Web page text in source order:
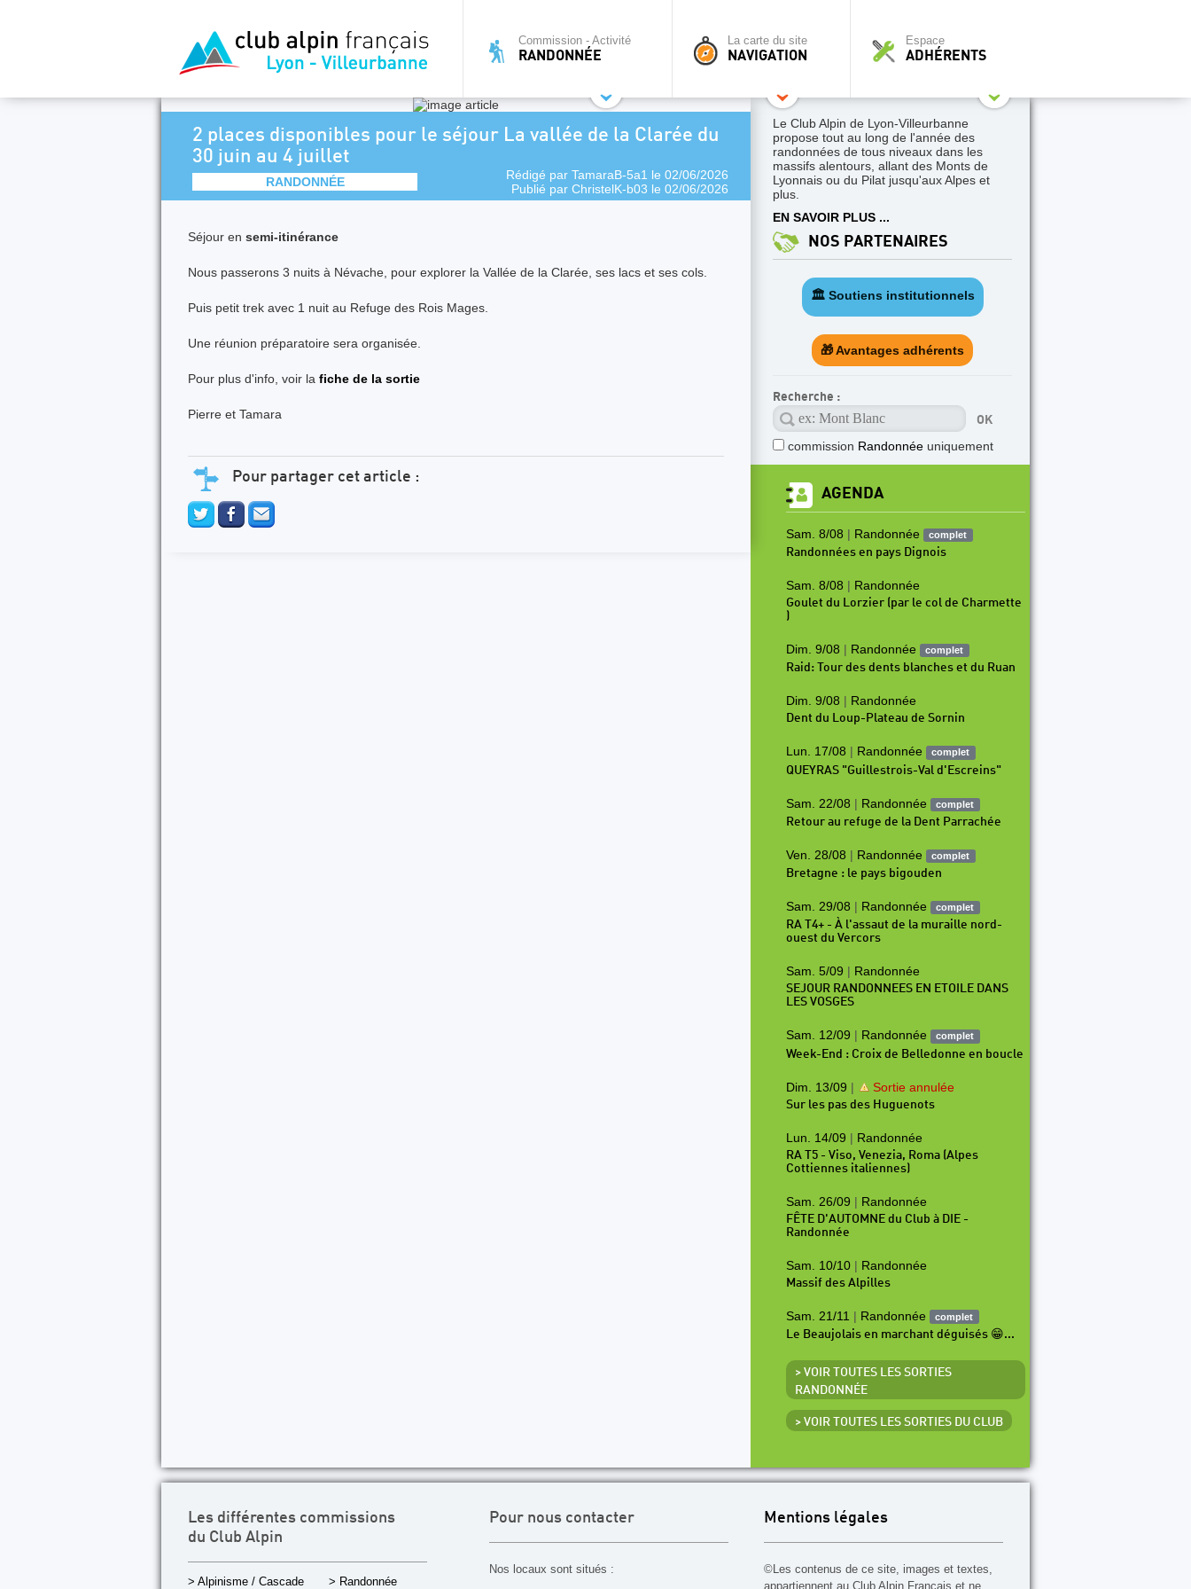
Commission - Activité
RANDONNÉE
La carte du site
NAVIGATION
Espace
ADHÉRENTS
2 places disponibles pour le séjour La vallée de la Clarée du
30 juin au 4 juillet
RANDONNÉE Rédigé par TamaraB-5a1 le 02/06/2026
Publié par ChristelK-b03 le 02/06/2026
Séjour en semi-itinérance
Nous passerons 3 nuits à Névache, pour explorer la Vallée de la Clarée, ses lacs et ses cols.
Puis petit trek avec 1 nuit au Refuge des Rois Mages.
Une réunion préparatoire sera organisée.
Pour plus d'info, voir la fiche de la sortie
Pierre et Tamara
Pour partager cet article :
Le Club Alpin de Lyon-Villeurbanne
propose tout au long de l'année des
randonnées de tous niveaux dans les
massifs alentours, allant des Monts de
Lyonnais ou du Pilat jusqu'aux Alpes et
plus.
EN SAVOIR PLUS ...
NOS PARTENAIRES
🏛️ Soutiens institutionnels
🎁 Avantages adhérents
Recherche :
commission Randonnée uniquement
AGENDA
Sam. 8/08 | Randonnée complet
Randonnées en pays Dignois
Sam. 8/08 | Randonnée
Goulet du Lorzier (par le col de Charmette
)
Dim. 9/08 | Randonnée complet
Raid: Tour des dents blanches et du Ruan
Dim. 9/08 | Randonnée
Dent du Loup-Plateau de Sornin
Lun. 17/08 | Randonnée complet
QUEYRAS "Guillestrois-Val d'Escreins"
Sam. 22/08 | Randonnée complet
Retour au refuge de la Dent Parrachée
Ven. 28/08 | Randonnée complet
Bretagne : le pays bigouden
Sam. 29/08 | Randonnée complet
RA T4+ - À l'assaut de la muraille nord-
ouest du Vercors
Sam. 5/09 | Randonnée
SEJOUR RANDONNEES EN ETOILE DANS
LES VOSGES
Sam. 12/09 | Randonnée complet
Week-End : Croix de Belledonne en boucle
Dim. 13/09 | Sortie annulée
Sur les pas des Huguenots
Lun. 14/09 | Randonnée
RA T5 - Viso, Venezia, Roma (Alpes
Cottiennes italiennes)
Sam. 26/09 | Randonnée
FÊTE D'AUTOMNE du Club à DIE -
Randonnée
Sam. 10/10 | Randonnée
Massif des Alpilles
Sam. 21/11 | Randonnée complet
Le Beaujolais en marchant déguisés 😁...
> VOIR TOUTES LES SORTIES
RANDONNÉE
> VOIR TOUTES LES SORTIES DU CLUB
Les différentes commissions
du Club Alpin
> Alpinisme / Cascade
> Randonnée
Pour nous contacter
Nos locaux sont situés :
Mentions légales
©Les contenus de ce site, images et textes,
appartiennent au Club Alpin Français et ne